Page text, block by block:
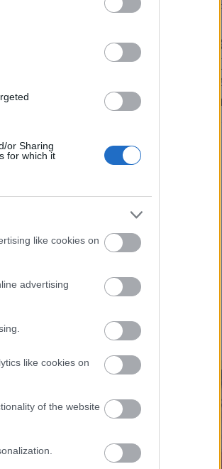
or Sharing
for which it
like cookies on
advertising
like cookies on
of the website
HOROSZKÓP
másnál
nem
3
mai
az